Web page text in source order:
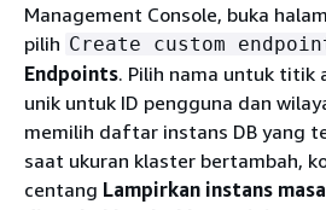
Management Console, buka
pilih Create custom
Endpoints. Pilih nama untuk titik
unik untuk ID pengguna dan
memilih daftar instans DB yang
saat ukuran klaster bertambah,
centang Lampirkan instans